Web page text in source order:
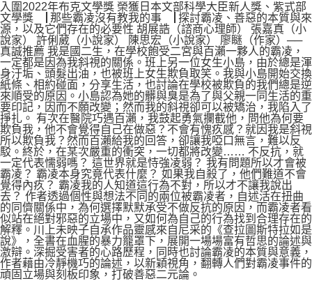
入圍2022年布克文學獎 榮獲日本文部科學大臣新人獎、紫式部
文學獎 ▕ 那些霸凌沒有教我的事 ▕ 探討霸凌、善惡的本質與來
源，以及它們存在的必要性 胡展誥（諮商心理師） 張嘉真（小
說家） 許俐葳（小說家） 陳思宏（小說家） 廖瞇（作家）──
真誠推薦 我是國二生，在學校飽受二宮與百瀨一夥人的霸凌，
一定都是因為我斜視的關係。班上另一位女生小島，由於總是渾
身汙垢、頭髮出油，也被班上女生欺負取笑。我與小島開始交換
紙條、相約碰面，分享生活，也討論在學校被欺負的我們總是逆
來順受的原因。小島認為她的髒與臭是為了與父親一同生活的重
要印記，因而不願改變；然而我的斜視卻可以被矯治，我陷入了
掙扎。 有次在醫院巧遇百瀨，我鼓起勇氣攔截他，問他為何要
欺負我，他不會覺得自己在做惡？不會有愧疚感？就因我是斜視
所以欺負我？然而百瀨給我的回答，卻讓我啞口無言，難以反
駁。終於，在某次嚴重的衝突，一切都將改變…… 不反抗，就
一定代表懦弱嗎？ 這世界就是恃強凌弱？ 我有問題所以才會被
霸凌？ 霸凌本身究竟代表什麼？ 如果我自殺了，他們難道不會
覺得內疚？ 霸凌我的人知道這行為不對，所以才不讓我說出
去？ 作者透過個性與想法不同的兩位被霸凌者，自述活在扭曲
的同儕關係中，為何選擇默默承受不做反抗的原因，而霸凌者看
似站在絕對邪惡的立場中，又如何為自己的行為找到合理存在的
解釋。川上未映子自承作品靈感來自尼采的《查拉圖斯特拉如是
說》，全書在血腥的暴力籠罩下，展開一場場富有哲思的論述與
激辯。深掘受害者的心路歷程，同時也討論霸凌的本質與意義，
作者藉由冷靜機巧的論述，以新穎視角，翻轉人們對霸凌事件的
頑固立場與刻板印象，打破善惡二元論。